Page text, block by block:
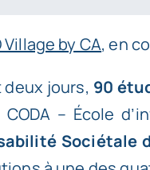
Village by CA, en
deux jours, 90
CODA – École
Sociétale